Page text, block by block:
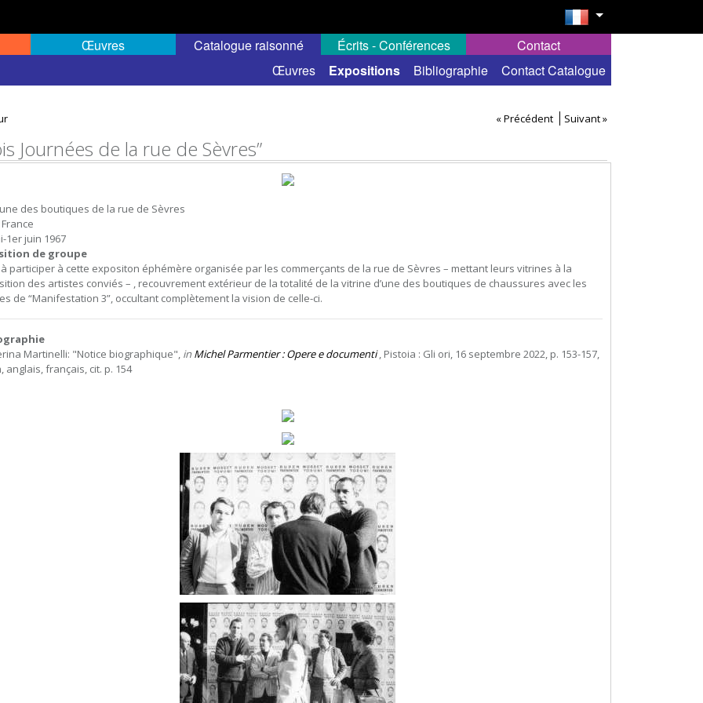
Œuvres
Catalogue raisonné
Œuvres Expositions Bibliographie Contact Catalogue
Écrits - Conférences Contact
« Précédent Suivant »
Journées de la rue de Sèvres”
des boutiques de la rue de Sèvres
1er juin 1967
de groupe
participer à cette expositon éphémère organisée par les commerçants de la rue de Sèvres – mettant leurs vitrines à la
des artistes conviés – , recouvrement extérieur de la totalité de la vitrine d’une des boutiques de chaussures avec les
de “Manifestation 3”, occultant complètement la vision de celle-ci.
Martinelli: "Notice biographique", in Michel Parmentier : Opere e documenti, Pistoia : Gli ori, 16 septembre 2022, p. 153-157,
anglais, français, cit. p. 154